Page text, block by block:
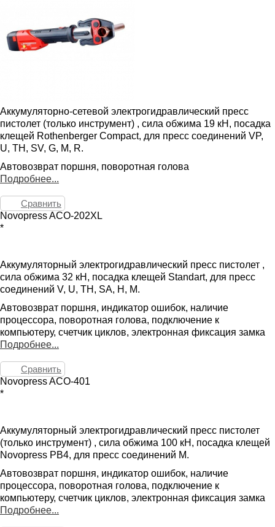
Аккумуляторно-сетевой электрогидравлический пресс
пистолет (только инструмент) , сила обжима 19 кН, посадка
клещей Rothenberger Compact, для пресс соединений VP,
U, TH, SV, G, M, R.
Автовозврат поршня, поворотная голова
Подробнее...
Сравнить
Novopress ACO-202XL
*
Аккумуляторный электрогидравлический пресс пистолет ,
сила обжима 32 кН, посадка клещей Standart, для пресс
соединений V, U, TH, SA, H, M.
Автовозврат поршня, индикатор ошибок, наличие
процессора, поворотная голова, подключение к
компьютеру, счетчик циклов, электронная фиксация замка
Подробнее...
Сравнить
Novopress ACO-401
*
Аккумуляторный электрогидравлический пресс пистолет
(только инструмент) , сила обжима 100 кН, посадка клещей
Novopress PB4, для пресс соединений M.
Автовозврат поршня, индикатор ошибок, наличие
процессора, поворотная голова, подключение к
компьютеру, счетчик циклов, электронная фиксация замка
Подробнее...